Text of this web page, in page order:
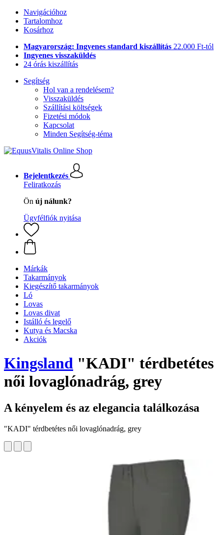
Navigációhoz
Tartalomhoz
Kosárhoz
Magyarország: Ingyenes standard kiszállítás 22.000 Ft-tól
Ingyenes visszaküldés
24 órás kiszállítás
Segítség
Hol van a rendelésem?
Visszaküldés
Szállítási költségek
Fizetési módok
Kapcsolat
Minden Segítség-téma
Bejelentkezés
Feliratkozás
Ön új nálunk?
Ügyfélfiók nyitása
Márkák
Takarmányok
Kiegészítő takarmányok
Ló
Lovas
Lovas divat
Istálló és legelő
Kutya és Macska
Akciók
Kingsland "KADI" térdbetétes
női lovaglónadrág, grey
A kényelem és az elegancia találkozása
"KADI" térdbetétes női lovaglónadrág, grey